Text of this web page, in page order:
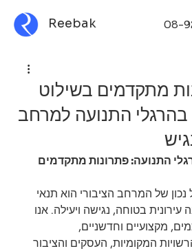
08-
Reebak
מתקדמים בשילוט
בהרגלי התנועה למרחב
התנועה: פתרונות מתקדמים
נכון של המרחב הציבורי הוא תנאי
בטוחה, נגישה ויעילה. אנו
מקצועיים וחדשניים,
המקומיות, העסקים והציבור